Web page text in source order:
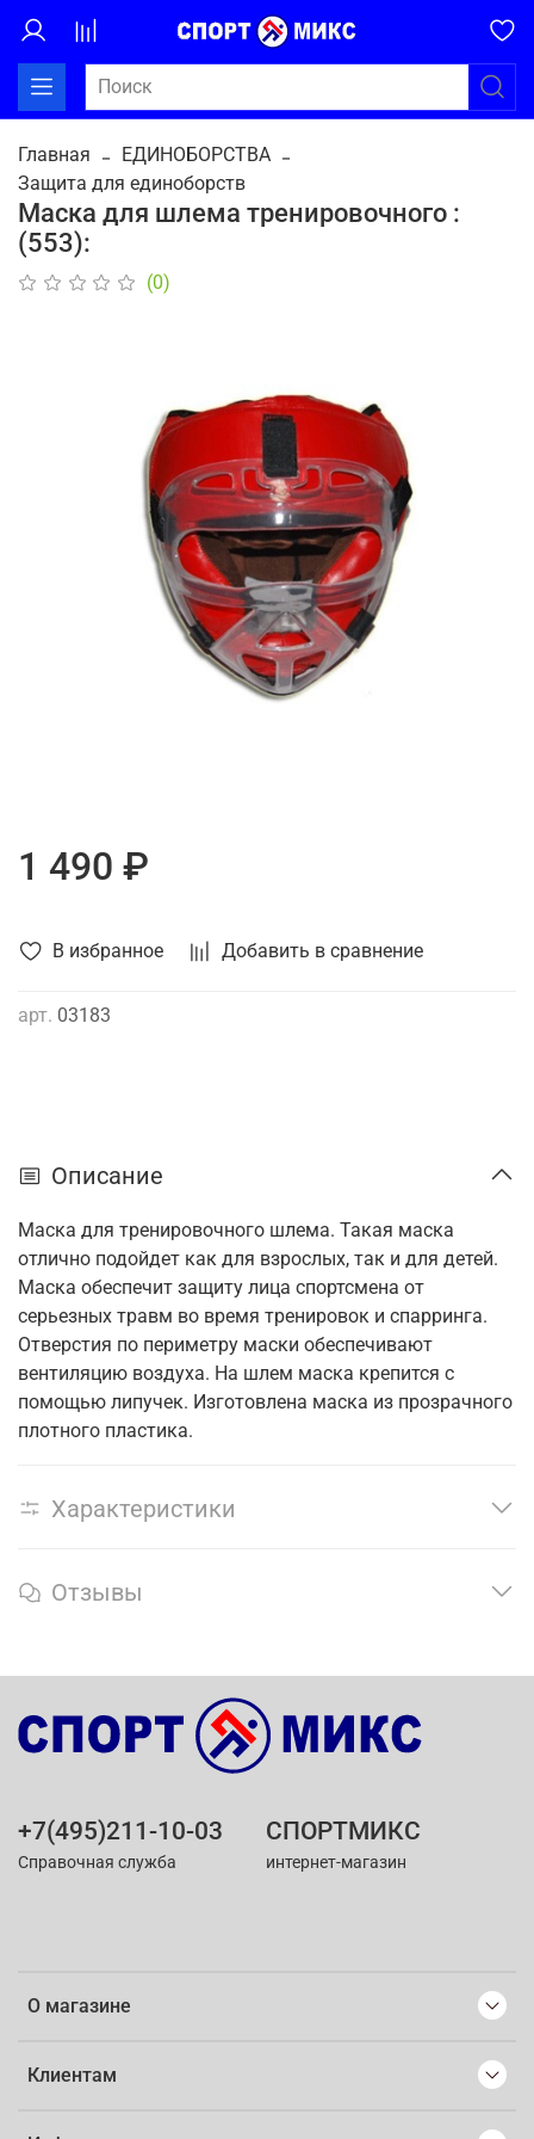
Главная
ЕДИНОБОРСТВА
Защита для единоборств
Маска для шлема тренировочного :
(553):
(0)
В избранное Добавить в сравнение
арт. 03183
1 490 ₽
Описание
Маска для тренировочного шлема. Такая маска
отлично подойдет как для взрослых, так и для детей.
Маска обеспечит защиту лица спортсмена от
серьезных травм во время тренировок и спарринга.
Отверстия по периметру маски обеспечивают
вентиляцию воздуха. На шлем маска крепится с
помощью липучек. Изготовлена маска из прозрачного
плотного пластика.
Характеристики
Отзывы
О магазине
Клиентам
+7(495)211-10-03
Справочная служба
СПОРТМИКС
интернет-магазин